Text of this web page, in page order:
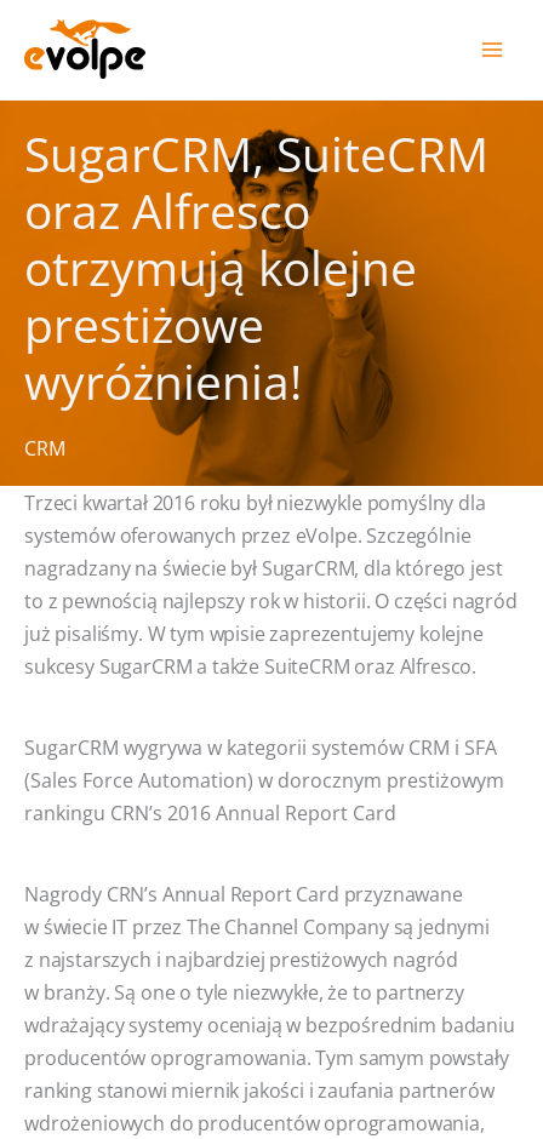
Przejdź
SugarCRM, SuiteCRM
oraz Alfresco
otrzymują kolejne
prestiżowe
wyróżnienia!
CRM
Trzeci kwartał 2016 roku był niezwykle pomyślny dla
systemów oferowanych przez eVolpe. Szczególnie
nagradzany na świecie był SugarCRM, dla którego jest
to z pewnością najlepszy rok w historii. O części nagród
już pisaliśmy. W tym wpisie zaprezentujemy kolejne
sukcesy SugarCRM a także SuiteCRM oraz Alfresco.
SugarCRM wygrywa w kategorii systemów CRM i SFA
(Sales Force Automation) w dorocznym prestiżowym
rankingu CRN’s 2016 Annual Report Card
Nagrody CRN’s Annual Report Card przyznawane
w świecie IT przez The Channel Company są jednymi
z najstarszych i najbardziej prestiżowych nagród
w branży. Są one o tyle niezwykłe, że to partnerzy
wdrażający systemy oceniają w bezpośrednim badaniu
producentów oprogramowania. Tym samym powstały
ranking stanowi miernik jakości i zaufania partnerów
wdrożeniowych do producentów oprogramowania,